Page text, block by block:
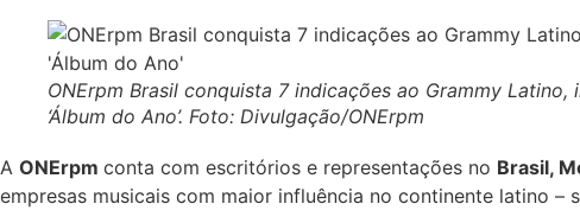
ONErpm Brasil conquista 7 indicações ao Grammy Latino,
‘Álbum do Ano’. Foto: Divulgação/ONErpm
A ONErpm conta com escritórios e representações no Brasil,
empresas musicais com maior influência no continente latino –